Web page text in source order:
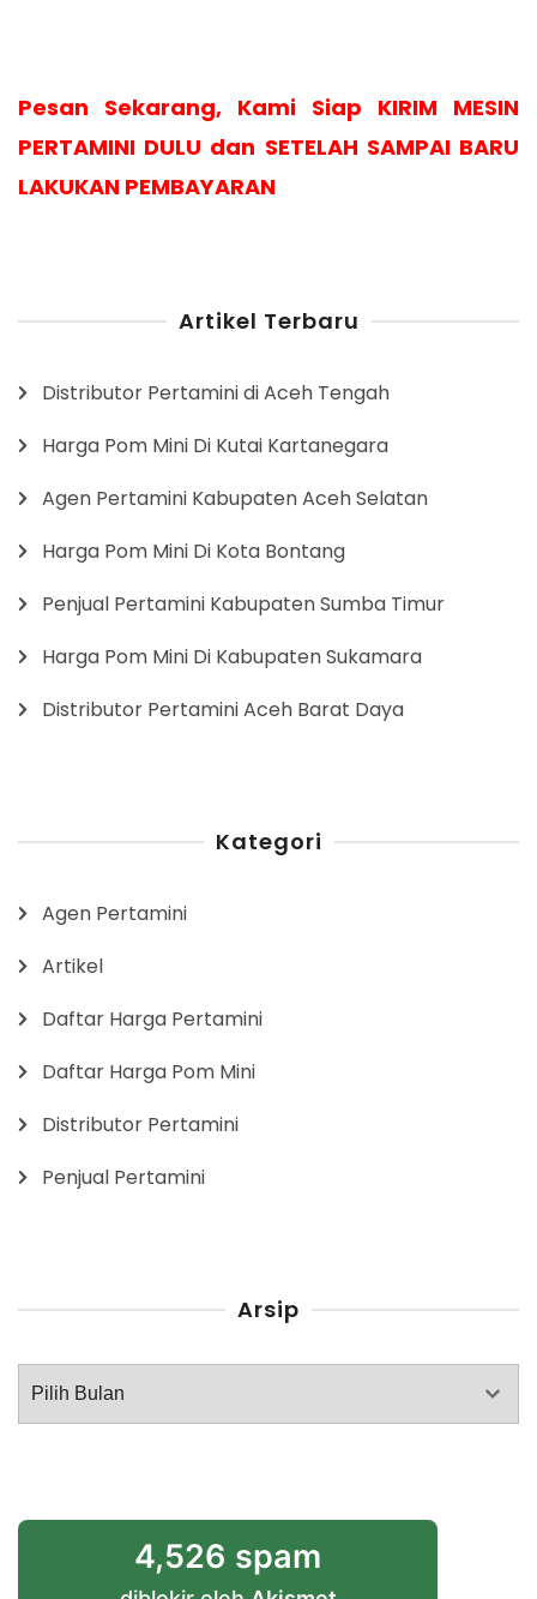
Pesan Sekarang, Kami Siap KIRIM MESIN
PERTAMINI DULU dan SETELAH SAMPAI BARU
LAKUKAN PEMBAYARAN
Artikel Terbaru
Distributor Pertamini di Aceh Tengah
Harga Pom Mini Di Kutai Kartanegara
Agen Pertamini Kabupaten Aceh Selatan
Harga Pom Mini Di Kota Bontang
Penjual Pertamini Kabupaten Sumba Timur
Harga Pom Mini Di Kabupaten Sukamara
Distributor Pertamini Aceh Barat Daya
Kategori
Agen Pertamini
Artikel
Daftar Harga Pertamini
Daftar Harga Pom Mini
Distributor Pertamini
Penjual Pertamini
Arsip
Arsip
4,526 spam